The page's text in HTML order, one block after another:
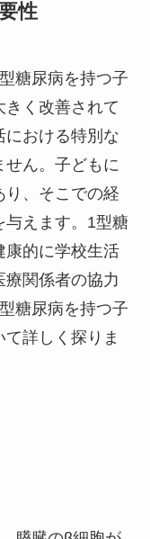
性
糖尿病を持つ子
きく改善されて
における特別な
せん。子どもに
り、そこでの経
与えます。1型糖
康的に学校生活
療関係者の協力
糖尿病を持つ子
詳しく探りま